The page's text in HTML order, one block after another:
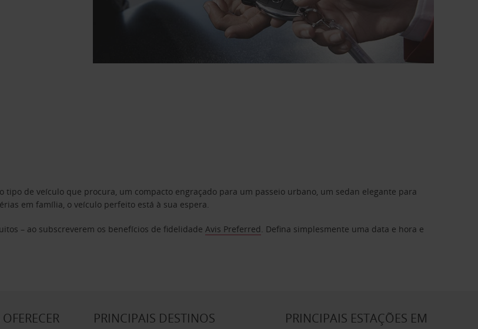
de veículo que procura, um compacto engraçado para um passeio urbano, um sedan elegante para
em família, o veículo perfeito está à sua espera.
– ao subscreverem os benefícios de fidelidadeAvis Preferred. Defina simplesmente uma data e hora e
PRINCIPAIS DESTINOS
PRINCIPAIS ESTAÇÕES EM